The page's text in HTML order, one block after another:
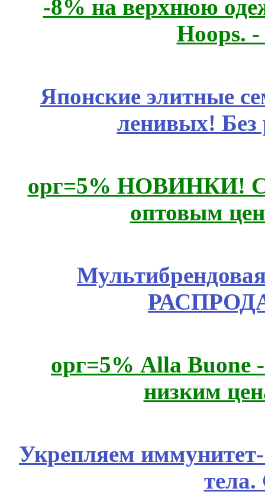
-8% на верхнюю
Hoops.
Японские элитные
ленивых!
орг=5% НОВИНКИ!
оптовым
орг=5% Alla Buone
низким
Укрепляем